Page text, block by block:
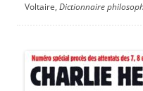
Voltaire, Dictionnaire